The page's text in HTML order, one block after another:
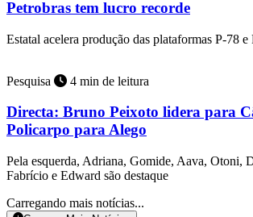
Petrobras tem lucro recorde
Estatal acelera produção das plataformas P-78 e
Pesquisa 4 min de leitura
Directa: Bruno Peixoto lidera para
Policarpo para Alego
Pela esquerda, Adriana, Gomide, Aava, Otoni,
Fabrício e Edward são destaque
Carregando mais notícias...